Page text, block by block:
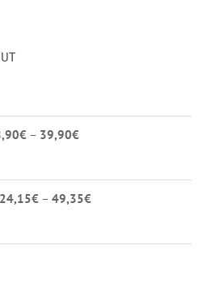
€ – 39,90€
39,90€
24,15€ – 49,35€